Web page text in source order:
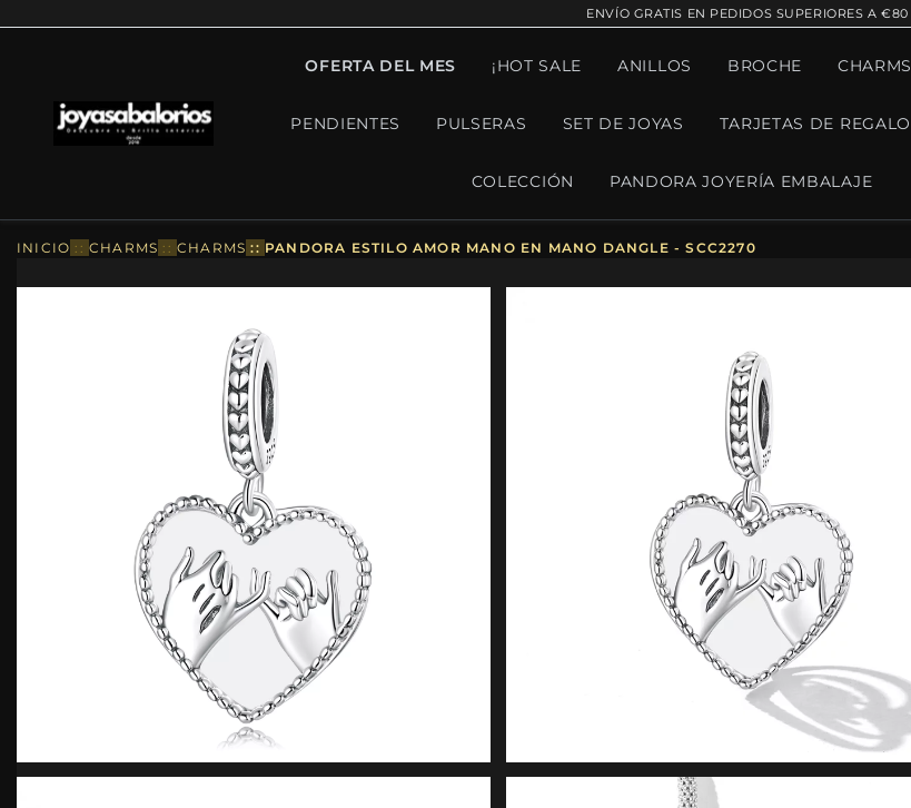
ENVÍO GRATIS EN PEDIDOS SUPERIORES A €80
OFERTA DEL MES ¡HOT SALE ANILLOS BROCHE CHARMS
PENDIENTES PULSERAS SET DE JOYAS TARJETAS DE REGALO
COLECCIÓN PANDORA JOYERÍA EMBALAJE
INICIO ::CHARMS ::CHARMS :: PANDORA ESTILO AMOR MANO EN MANO DANGLE - SCC2270